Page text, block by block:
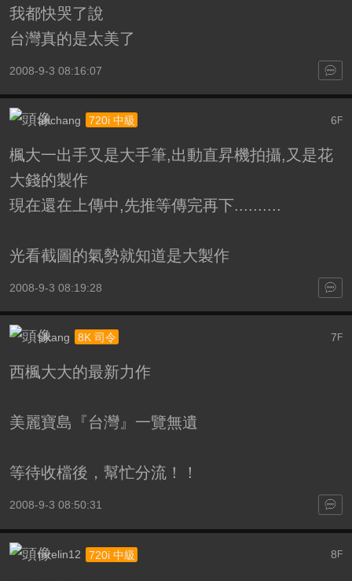
我都快哭了說
台灣真的是太美了
2008-9-3 08:16:07
6 F
ahchang 720i 中級
楓大一出手又是大手筆,出動直昇機拍攝,又是花
大錢的製作
現在還在上傳中,先推等傳完再下..........
光看截圖的氣勢就知道是大製作
2008-9-3 08:19:28
7 F
slkang 8K 司令
西楓大大的最新力作
美麗寶島『台灣』一覽無遺
等待收檔後，幫忙分流！！
2008-9-3 08:50:31
8 F
mrelin12 720i 中級